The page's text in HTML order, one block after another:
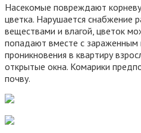
Насекомые повреждают
цветка. Нарушается снабжение
веществами и влагой, цветок
попадают вместе с зараженным
проникновения в квартиру
открытые окна. Комарики
почву.